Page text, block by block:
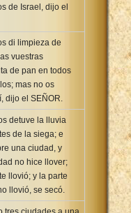
de Israel, dijo el
di limpieza de
vuestras
de pan en todos
mas no os
dijo el SEÑOR.
detuve la lluvia
de la siega; e
una ciudad, y
no hice llover;
llovió; y la parte
llovió, se secó.